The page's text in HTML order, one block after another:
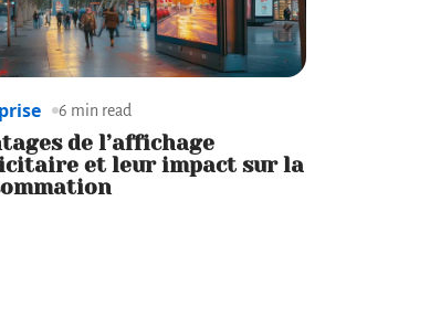
6 min read
de l’affichage
et leur impact sur la